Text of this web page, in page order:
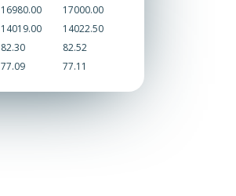
16980.00
17000.00
14019.00
14022.50
82.30
82.52
77.09 77.11